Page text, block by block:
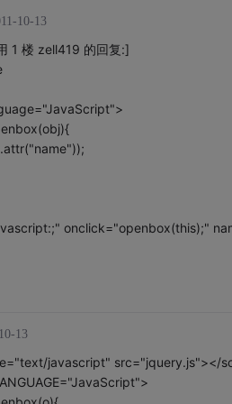
10-13
1 楼 zell419 的回复:]
onclick="openbox(this);"
13
javascript" src="jquery.js"></